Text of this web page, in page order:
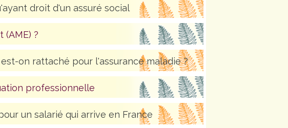
droit d'un assuré social
(AME) ?
on rattaché pour l'assurance maladie ?
professionnelle
un salarié qui arrive en France